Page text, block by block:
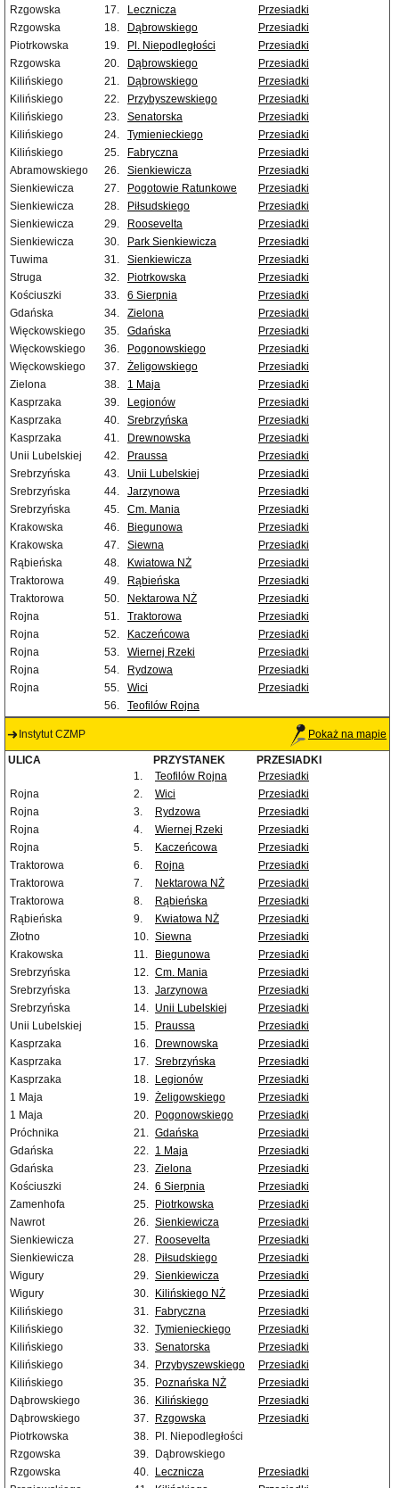
Rzgowska
17. Lecznicza
Przesiadki
Rzgowska
18. Dąbrowskiego
Przesiadki
Piotrkowska
19. Pl. Niepodległości
Przesiadki
Rzgowska
20. Dąbrowskiego
Przesiadki
Kilińskiego
21. Dąbrowskiego
Przesiadki
Kilińskiego
22. Przybyszewskiego
Przesiadki
Kilińskiego
23. Senatorska
Przesiadki
Kilińskiego
24. Tymienieckiego
Przesiadki
Kilińskiego
25. Fabryczna
Przesiadki
Abramowskiego
26. Sienkiewicza
Przesiadki
Sienkiewicza
27. Pogotowie Ratunkowe
Przesiadki
Sienkiewicza
28. Piłsudskiego
Przesiadki
Sienkiewicza
29. Roosevelta
Przesiadki
Sienkiewicza
30. Park Sienkiewicza
Przesiadki
Tuwima
31. Sienkiewicza
Przesiadki
Struga
32. Piotrkowska
Przesiadki
Kościuszki
33. 6 Sierpnia
Przesiadki
Gdańska
34. Zielona
Przesiadki
Więckowskiego
35. Gdańska
Przesiadki
Więckowskiego
36. Pogonowskiego
Przesiadki
Więckowskiego
37. Żeligowskiego
Przesiadki
Zielona
38. 1 Maja
Przesiadki
Kasprzaka
39. Legionów
Przesiadki
Kasprzaka
40. Srebrzyńska
Przesiadki
Kasprzaka
41. Drewnowska
Przesiadki
Unii Lubelskiej
42. Praussa
Przesiadki
Srebrzyńska
43. Unii Lubelskiej
Przesiadki
Srebrzyńska
44. Jarzynowa
Przesiadki
Srebrzyńska
45. Cm. Mania
Przesiadki
Krakowska
46. Biegunowa
Przesiadki
Krakowska
47. Siewna
Przesiadki
Rąbieńska
48. Kwiatowa NŻ
Przesiadki
Traktorowa
49. Rąbieńska
Przesiadki
Traktorowa
50. Nektarowa NŻ
Przesiadki
Rojna
51. Traktorowa
Przesiadki
Rojna
52. Kaczeńcowa
Przesiadki
Rojna
53. Wiernej Rzeki
Przesiadki
Rojna
54. Rydzowa
Przesiadki
Rojna
55. Wici
Przesiadki
56.
Teofilów Rojna
Instytut CZMP Pokaż na mapie
ULICA PRZYSTANEK
PRZESIADKI
1.
Teofilów Rojna
Przesiadki
Rojna
2. Wici
Przesiadki
Rojna
3. Rydzowa
Przesiadki
Rojna
4. Wiernej Rzeki
Przesiadki
Rojna
5. Kaczeńcowa
Przesiadki
Traktorowa
6. Rojna
Przesiadki
Traktorowa
7. Nektarowa NŻ
Przesiadki
Traktorowa
8. Rąbieńska
Przesiadki
Rąbieńska
9. Kwiatowa NŻ
Przesiadki
Złotno
10. Siewna
Przesiadki
Krakowska
11. Biegunowa
Przesiadki
Srebrzyńska
12. Cm. Mania
Przesiadki
Srebrzyńska
13. Jarzynowa
Przesiadki
Srebrzyńska
14. Unii Lubelskiej
Przesiadki
Unii Lubelskiej
15. Praussa
Przesiadki
Kasprzaka
16. Drewnowska
Przesiadki
Kasprzaka
17. Srebrzyńska
Przesiadki
Kasprzaka
18. Legionów
Przesiadki
1 Maja
19. Żeligowskiego
Przesiadki
1 Maja
20. Pogonowskiego
Przesiadki
Próchnika
21. Gdańska
Przesiadki
Gdańska
22. 1 Maja
Przesiadki
Gdańska
23. Zielona
Przesiadki
Kościuszki
24. 6 Sierpnia
Przesiadki
Zamenhofa
25. Piotrkowska
Przesiadki
Nawrot
26. Sienkiewicza
Przesiadki
Sienkiewicza
27. Roosevelta
Przesiadki
Sienkiewicza
28. Piłsudskiego
Przesiadki
Wigury
29. Sienkiewicza
Przesiadki
Wigury
30. Kilińskiego NŻ
Przesiadki
Kilińskiego
31. Fabryczna
Przesiadki
Kilińskiego
32. Tymienieckiego
Przesiadki
Kilińskiego
33. Senatorska
Przesiadki
Kilińskiego
34. Przybyszewskiego
Przesiadki
Kilińskiego
35. Poznańska NŻ
Przesiadki
Dąbrowskiego
36. Kilińskiego
Przesiadki
Dąbrowskiego
37. Rzgowska
Przesiadki
Piotrkowska
38.
Pl. Niepodległości
Rzgowska
39.
Dąbrowskiego
Rzgowska
40. Lecznicza
Przesiadki